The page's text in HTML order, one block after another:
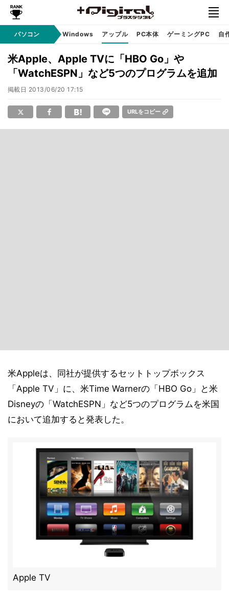
パソコン Windows アップル PC本体 ゲーミングPC 自
米Apple、Apple TVに「HBO Go」や
「WatchESPN」など5つのプログラムを追加
掲載日 2013/06/20 17:15
URLをコピー
米Appleは、同社が提供するセットトップボックス
「Apple TV」に、米Time Warnerの「HBO Go」と米
Disneyの「WatchESPN」など5つのプログラムを米国
において追加すると発表した。
Apple TV